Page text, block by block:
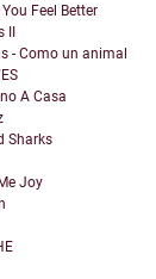
Feel Better
II
- Como un animal
A Casa
Sharks
Joy